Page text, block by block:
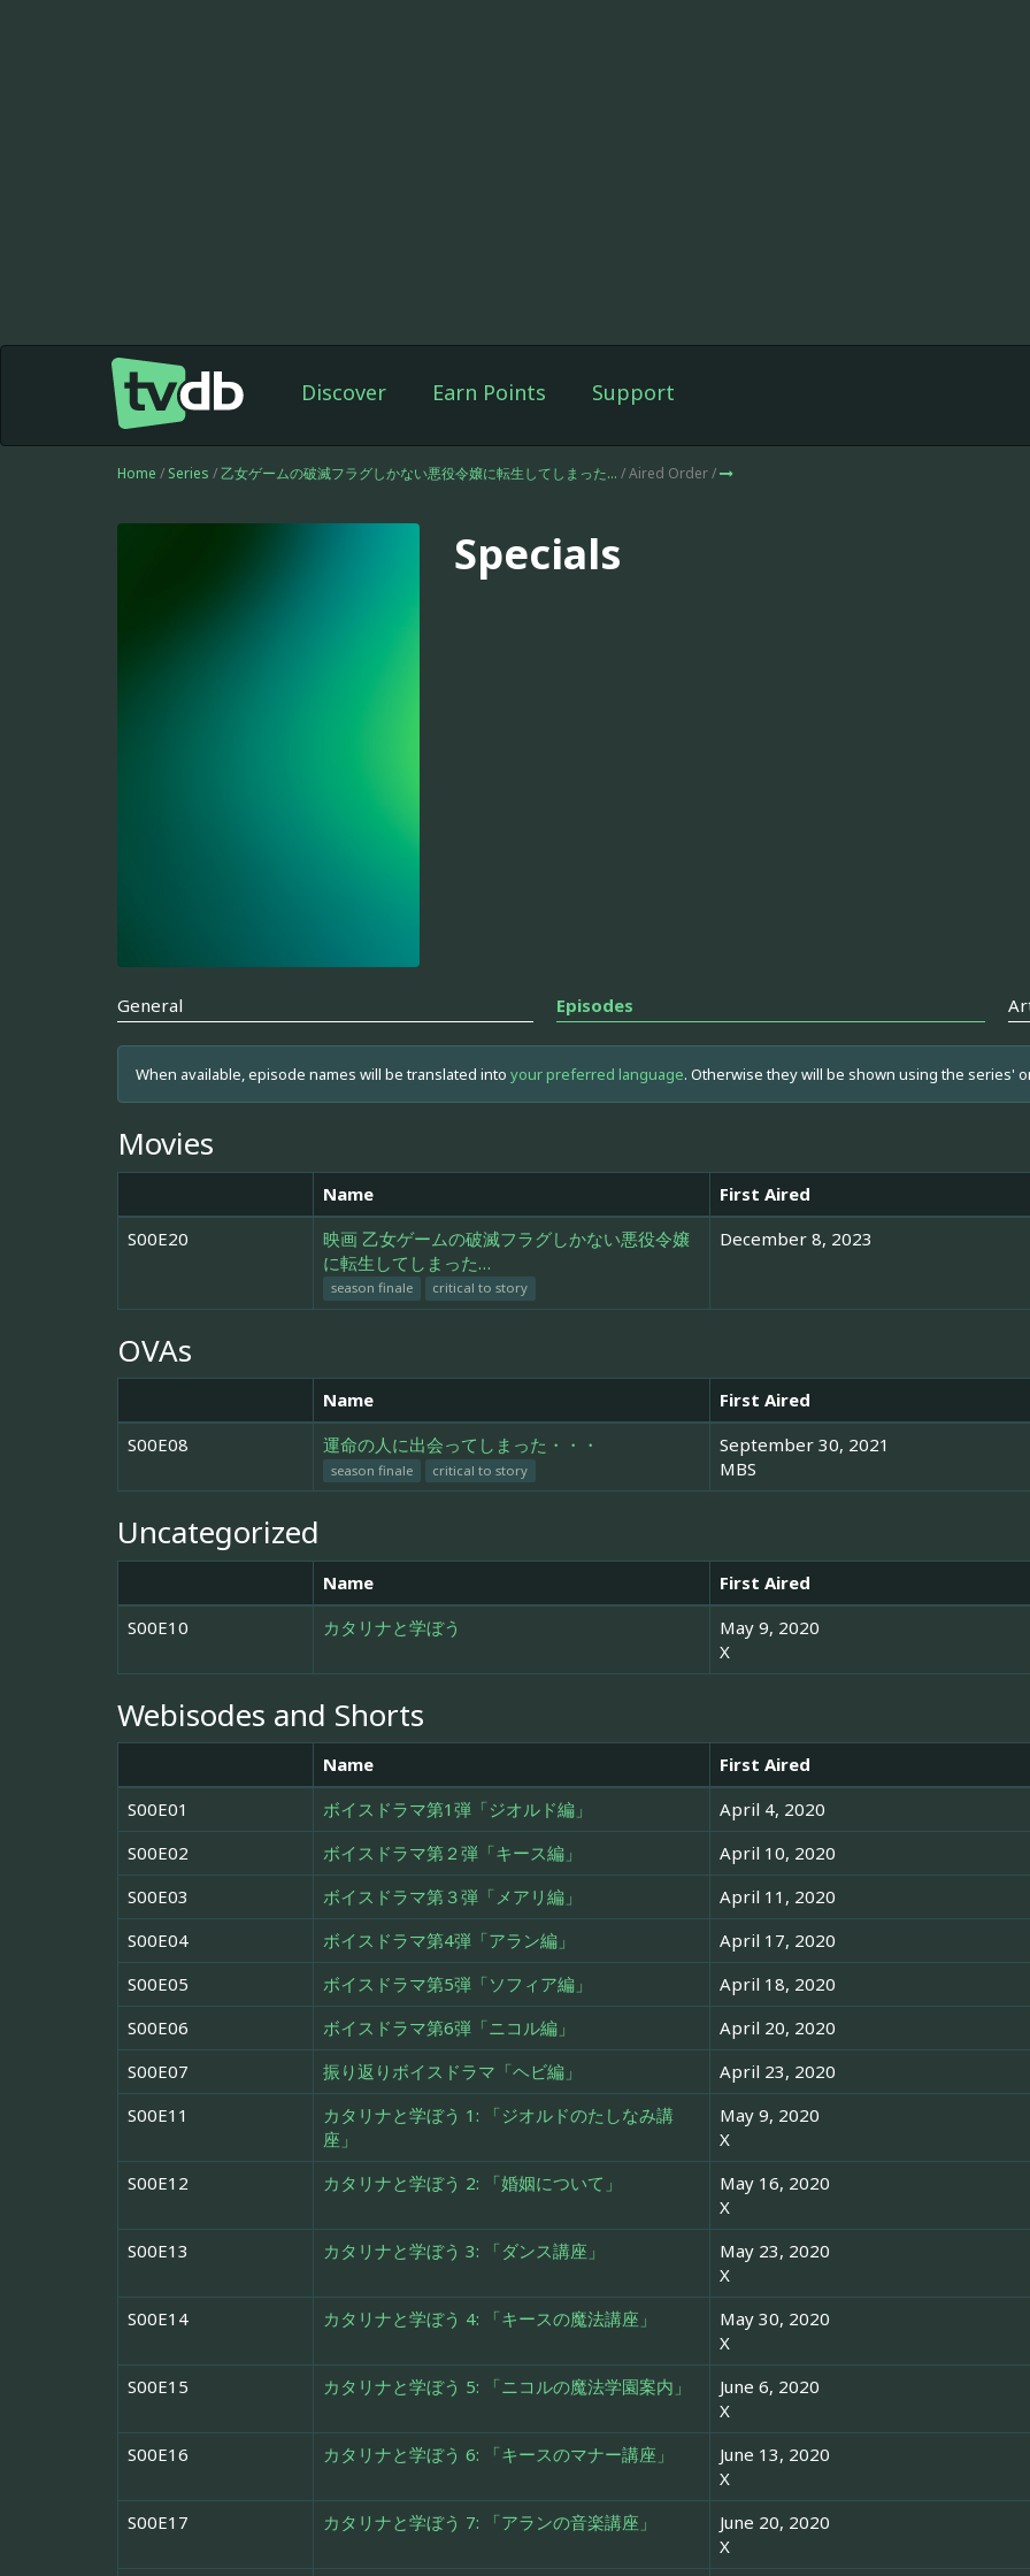
Discover Earn Points Support
Home / Series /乙女ゲームの破滅フラグしかない悪役令嬢に転生してしまった… / Aired Order /
Specials
General Episodes
When available, episode names will be translated into your preferred language. Otherwise they will be shown using the series'
Movies
Name First Aired
S00E20
映画 乙女ゲームの破滅フラグしかない悪役令嬢
に転生してしまった…
season finale critical to story
December 8, 2023
OVAs
Name First Aired
S00E08
運命の人に出会ってしまった・・・
season finale critical to story
September 30, 2021
MBS
Uncategorized
Name First Aired
S00E10
カタリナと学ぼう
May 9, 2020
X
Webisodes and Shorts
Name First Aired
S00E01
ボイスドラマ第1弾「ジオルド編」 April 4, 2020
S00E02
ボイスドラマ第２弾「キース編」 April 10, 2020
S00E03
ボイスドラマ第３弾「メアリ編」 April 11, 2020
S00E04
ボイスドラマ第4弾「アラン編」 April 17, 2020
S00E05
ボイスドラマ第5弾「ソフィア編」 April 18, 2020
S00E06
ボイスドラマ第6弾「ニコル編」 April 20, 2020
S00E07
振り返りボイスドラマ「ヘビ編」 April 23, 2020
S00E11
カタリナと学ぼう 1: 「ジオルドのたしなみ講
座」
May 9, 2020
X
S00E12 カタリナと学ぼう 2: 「婚姻について」
May 16, 2020
X
S00E13 カタリナと学ぼう 3: 「ダンス講座」
May 23, 2020
X
S00E14 カタリナと学ぼう 4: 「キースの魔法講座」
May 30, 2020
X
S00E15 カタリナと学ぼう 5: 「ニコルの魔法学園案内」
June 6, 2020
X
S00E16 カタリナと学ぼう 6: 「キースのマナー講座」
June 13, 2020
X
S00E17 カタリナと学ぼう 7: 「アランの音楽講座」
June 20, 2020
X